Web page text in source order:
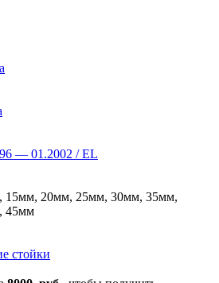
— 01.2002 / EL
15мм, 20мм, 25мм, 30мм, 35мм,
45мм
стойки